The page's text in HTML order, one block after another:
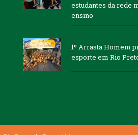
estudantes da rede
ensino
1º Arrasta Homem
esporte em Rio